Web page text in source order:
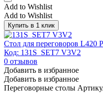
Add to Wishlist
Add to Wishlist
Купить в 1 клик
Стол для переговоров L420
Код: 131S_SET7 V3V2
0 отзывов
Добавить в избранное
Добавить в избранное
Переговорные столы